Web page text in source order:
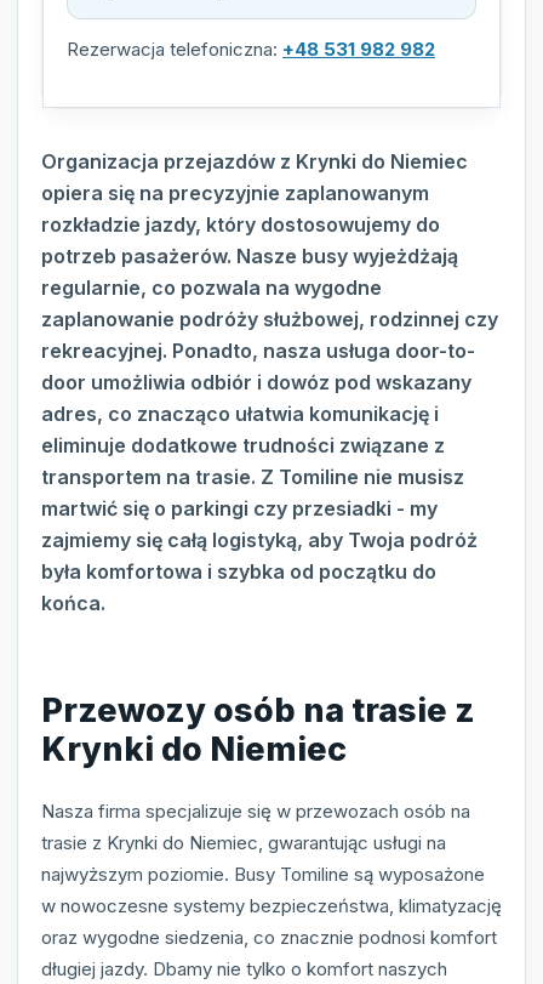
Rezerwacja telefoniczna: +48 531 982 982
Organizacja przejazdów z Krynki do Niemiec
opiera się na precyzyjnie zaplanowanym
rozkładzie jazdy, który dostosowujemy do
potrzeb pasażerów. Nasze busy wyjeżdżają
regularnie, co pozwala na wygodne
zaplanowanie podróży służbowej, rodzinnej czy
rekreacyjnej. Ponadto, nasza usługa door-to-
door umożliwia odbiór i dowóz pod wskazany
adres, co znacząco ułatwia komunikację i
eliminuje dodatkowe trudności związane z
transportem na trasie. Z Tomiline nie musisz
martwić się o parkingi czy przesiadki - my
zajmiemy się całą logistyką, aby Twoja podróż
była komfortowa i szybka od początku do
końca.
Przewozy osób na trasie z
Krynki do Niemiec
Nasza firma specjalizuje się w przewozach osób na
trasie z Krynki do Niemiec, gwarantując usługi na
najwyższym poziomie. Busy Tomiline są wyposażone
w nowoczesne systemy bezpieczeństwa, klimatyzację
oraz wygodne siedzenia, co znacznie podnosi komfort
długiej jazdy. Dbamy nie tylko o komfort naszych